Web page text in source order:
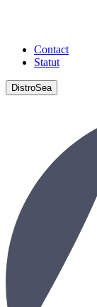
Contact
Statut
DistroSea